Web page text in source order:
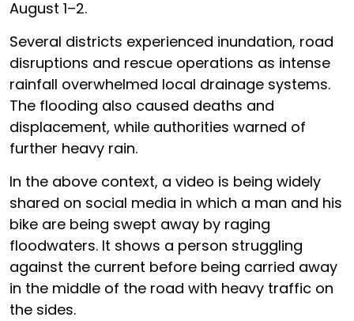
August 1–2.
Several districts experienced inundation, road
disruptions and rescue operations as intense
rainfall overwhelmed local drainage systems.
The flooding also caused deaths and
displacement, while authorities warned of
further heavy rain.
In the above context, a video is being widely
shared on social media in which a man and his
bike are being swept away by raging
floodwaters. It shows a person struggling
against the current before being carried away
in the middle of the road with heavy traffic on
the sides.